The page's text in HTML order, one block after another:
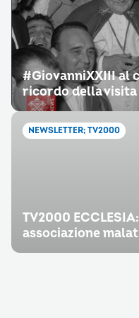
#GiovanniXXIII al
ricordo della visita
NEWSLETTER; TV2000
TV2000
associazione